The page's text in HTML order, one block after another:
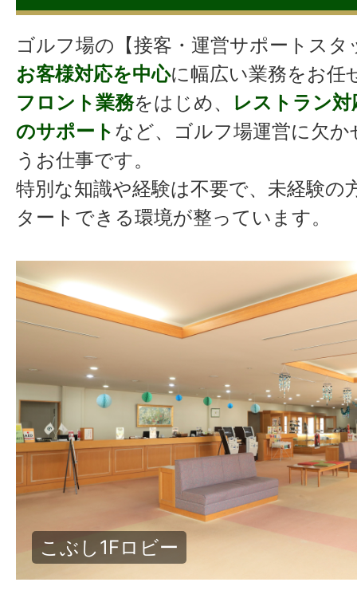
ゴルフ場の【接客・運営サポートスタ
お客様対応を中心に幅広い業務をお任
フロント業務をはじめ、
レストラン対
のサポート など、ゴルフ場運営に欠
うお仕事です。
特別な知識や経験は不要で、未経験の
タートできる環境が整っています。
こぶしレストラン